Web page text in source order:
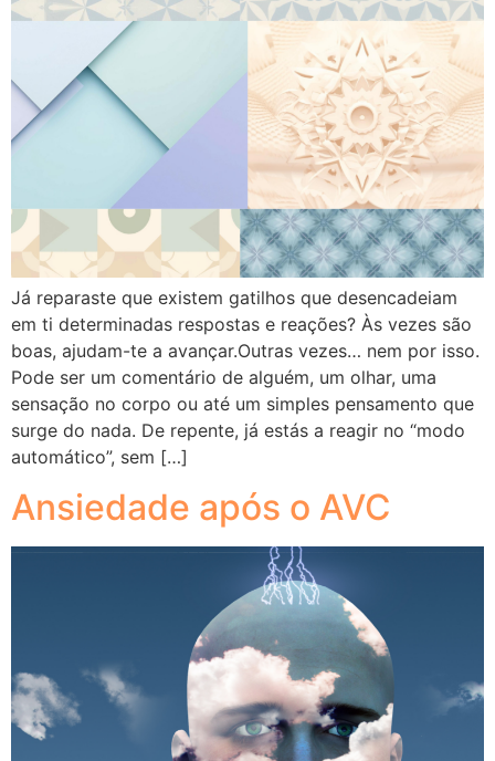
Já reparaste que existem gatilhos que desencadeiam
em ti determinadas respostas e reações? Às vezes são
boas, ajudam-te a avançar.Outras vezes… nem por isso.
Pode ser um comentário de alguém, um olhar, uma
sensação no corpo ou até um simples pensamento que
surge do nada. De repente, já estás a reagir no “modo
automático”, sem […]
Ansiedade após o AVC